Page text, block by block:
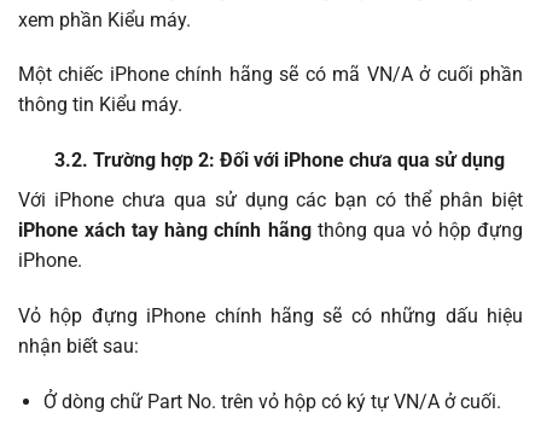
xem phần Kiểu máy.
Một chiếc iPhone chính hãng sẽ có mã VN/A ở cuối phần
thông tin Kiểu máy.
3.2. Trường hợp 2: Đối với iPhone chưa qua sử dụng
Với iPhone chưa qua sử dụng các bạn có thể phân biệt
iPhone xách tay hàng chính hãngthông qua vỏ hộp đựng
iPhone.
Vỏ hộp đựng iPhone chính hãng sẽ có những dấu hiệu
nhận biết sau:
Ở dòng chữ Part No. trên vỏ hộp có ký tự VN/A ở cuối.